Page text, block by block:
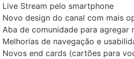
Live Stream pelo smartphone
Novo design do canal com mais
Aba de comunidade para agregar
Melhorias de navegação e
Novos end cards (cartões para